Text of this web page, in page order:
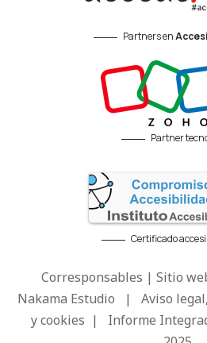
Partners en
Partner
Certificado
Corresponsables | Sitio
Nakama Estudio | Aviso
y cookies | Informe